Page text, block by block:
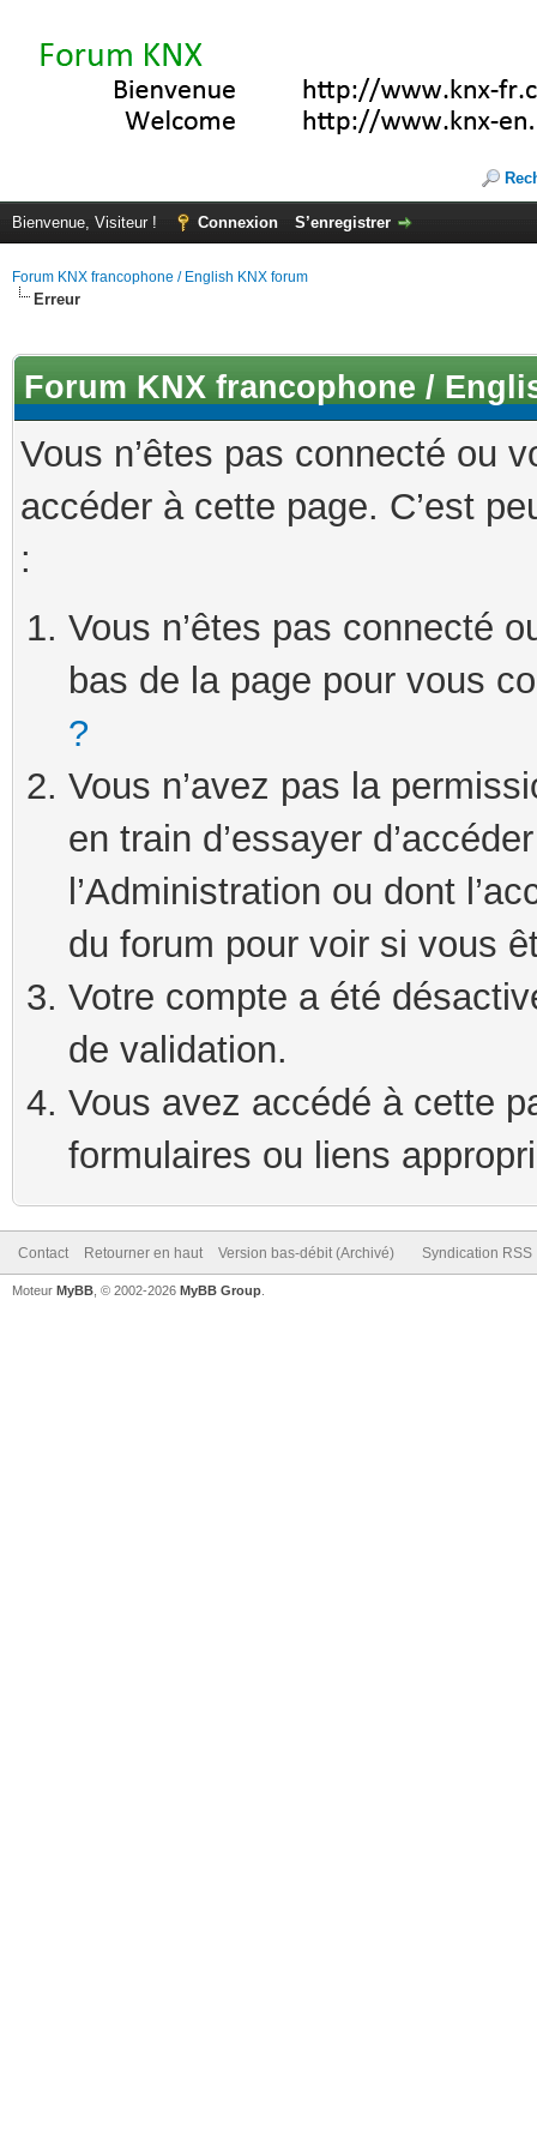
Bienvenue, Visiteur ! Connexion S’enregistrer
Forum KNX francophone / English KNX forum
Erreur
Forum KNX francophone /
Vous n’êtes pas connecté ou
accéder à cette page. C’est
:
Vous n’êtes pas connecté
bas de la page pour vous
?
Vous n’avez pas la
en train d’essayer
l’Administration ou dont
du forum pour voir si vous
Votre compte a été
de validation.
Vous avez accédé à cette
formulaires ou liens
Contact Retourner en haut Version bas-débit (Archivé) Syndication RSS
Moteur MyBB , © 2002-2026 MyBB Group